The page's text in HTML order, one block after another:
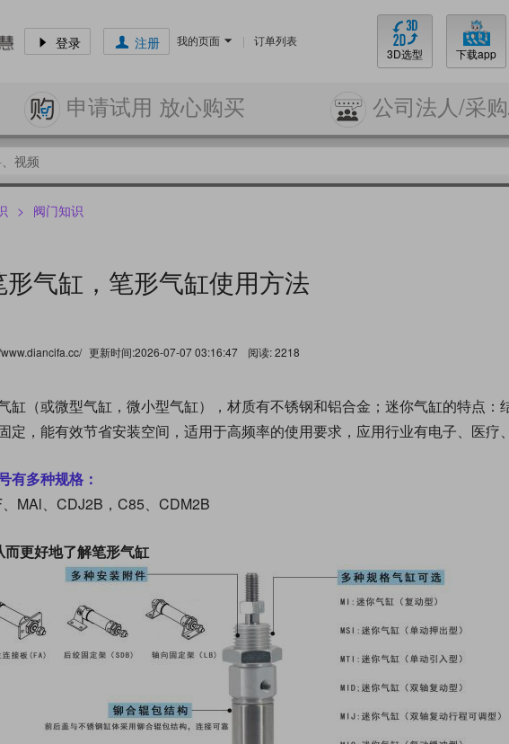
登录 注册 我的页面 |
订单列表
3D选型
下载app
申请试用 放心购买 公司法人/采
> 阀门知识
气缸，笔形气缸使用方法
更新时间:2026-07-07 03:16:47 阅读:2218
缸（或微型气缸，微小型气缸），材质有不锈钢和铝合金；迷你气缸的特点：
定，能有效节省安装空间，适用于高频率的使用要求，应用行业有电子、医疗
有多种规格：
MAl、CDJ2B，C85、CDM2B
更好地了解笔形气缸